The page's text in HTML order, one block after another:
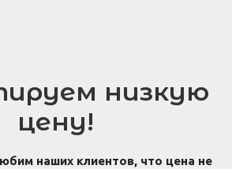
низкую
цену!
наших клиентов, что цена не